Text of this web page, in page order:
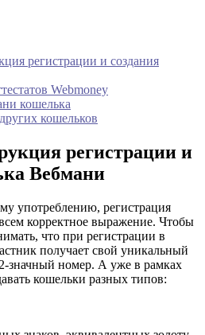
регистрации и создания
Webmoney
кошелька
кошельков
регистрации и
Вебмани
употреблению, регистрация
корректное выражение. Чтобы
что при регистрации в
получает свой уникальный
значный номер. А уже в рамках
кошельки разных типов: